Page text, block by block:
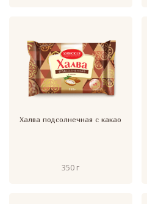
Халва подсолнечная с какао
350 г